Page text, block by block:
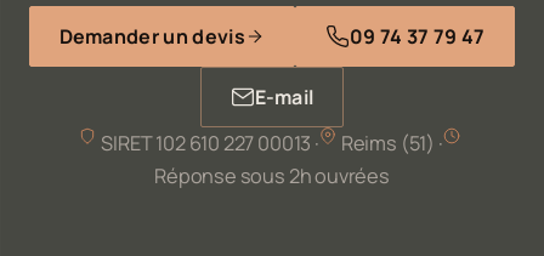
Demander un devis 09 74 37 79 47
E-mail
SIRET 102 610 227 00013 ·
Reims (51) ·
Réponse sous 2h ouvrées